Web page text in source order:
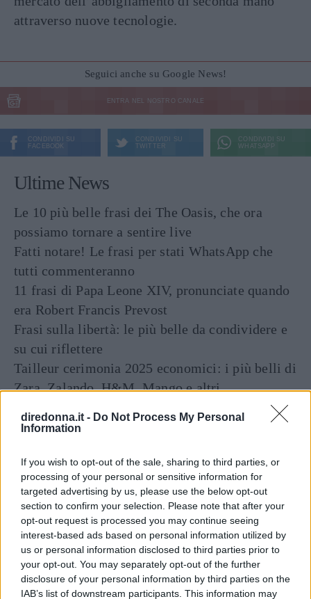
diredonna.it - Do Not Process My Personal
Information
If you wish to opt-out of the sale, sharing to third parties, or
processing of your personal or sensitive information for
targeted advertising by us, please use the below opt-out
section to confirm your selection. Please note that after your
opt-out request is processed you may continue seeing
interest-based ads based on personal information utilized by
us or personal information disclosed to third parties prior to
your opt-out. You may separately opt-out of the further
disclosure of your personal information by third parties on the
IAB’s list of downstream participants. This information may
attraverso nuove tecnologie.
Seguici anche su Google News!
ENTRA NEL NOSTRO CANALE
CONDIVIDI SU
FACEBOOK
CONDIVIDI SU
TWITTER
CONDIVIDI SU
WHATSAPP
Ultime News
Le 10 più belle frasi dei The Oasis, che ora
possiamo tornare a sentire live
Fatti notare! Le frasi per stati WhatsApp che
tutti commenteranno
11 frasi di Papa Leone XIV, pronunciate quando
era Robert Francis Prevost
Frasi sulla libertà: le più belle da condividere e
su cui riflettere
Tailleur cerimonia 2025 economici: i più belli di
Zara, Zalando, H&M, Mango e altri
Articolia tema